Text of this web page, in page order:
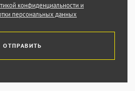
конфиденциальности и
персональных данных
ОТПРАВИТЬ